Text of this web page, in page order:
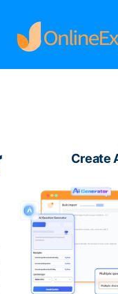
Create